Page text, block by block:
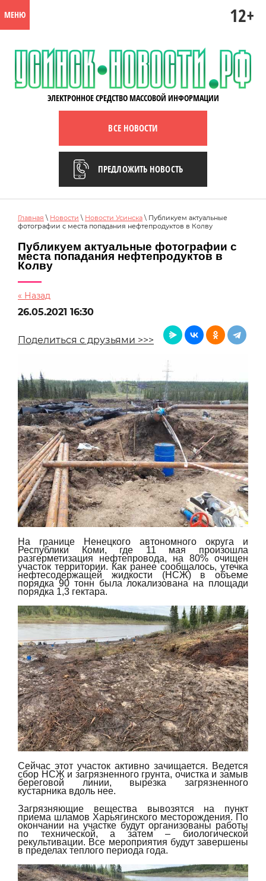
МЕНЮ 12+
ВСЕ НОВОСТИ
ЭЛЕКТРОННОЕ СРЕДСТВО МАССОВОЙ ИНФОРМАЦИИ
ПРЕДЛОЖИТЬ НОВОСТЬ
Главная \ Новости \ Новости Усинска\ Публикуем актуальные
фотографии с места попадания нефтепродуктов в Колву
Публикуем актуальные фотографии с
места попадания нефтепродуктов в
Колву
« Назад
26.05.2021 16:30
Поделиться с друзьями >>>
На границе Ненецкого автономного округа и
Республики Коми, где 11 мая произошла
разгерметизация нефтепровода, на 80% очищен
участок территории. Как ранее сообщалось, утечка
нефтесодержащей жидкости (НСЖ) в объеме
порядка 90 тонн была локализована на площади
порядка 1,3 гектара.
Сейчас этот участок активно зачищается. Ведется
сбор НСЖ и загрязненного грунта, очистка и замыв
береговой линии, вырезка загрязненного
кустарника вдоль нее.
Загрязняющие вещества вывозятся на пункт
приема шламов Харьягинского месторождения. По
окончании на участке будут организованы работы
по технической, а затем – биологической
рекультивации. Все мероприятия будут завершены
в пределах теплого периода года.